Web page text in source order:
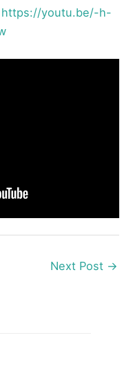
https://youtu.be/-h-
Next Post →